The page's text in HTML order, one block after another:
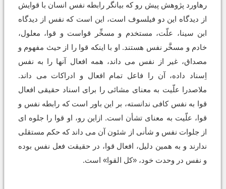
رهاورد پژوهش پیش رو که بیانگر رابطه نفس انسان با قوایش
از دیدگاه این دو فیلسوف است، این است که نفس از دیدگاه
ابن سینا، علّت، مستخدم و مسخِّر قواست و قوا، معلول،
خادم و مسخَّر نفس هستند. او با اینکه قوا را از حیث مفهوم و
مصداق، غیر از نفس می داند، همه افعال آنها را به نفس
اِسناد داده، آن را فاعل تمام افعال و ادراکات می داند.
ملاصدرا علّیت به معنای مشائی را برای اسناد حقیقی افعال
قوا به نفس کافی ندانسته، بر این باور است که رابطه نفس و
قوا، علّیت به معنای تشأن است. ازاین رو، او قوا را جلوه اى
از جلوات نفس و شأنى از شئون آن می داند که حکم مستقلی
ندارند و به همین دلیل، افعال قوا، در حقیقت فعل نفس بوده
و نفس در وحدت خود، «کل القوا» است.